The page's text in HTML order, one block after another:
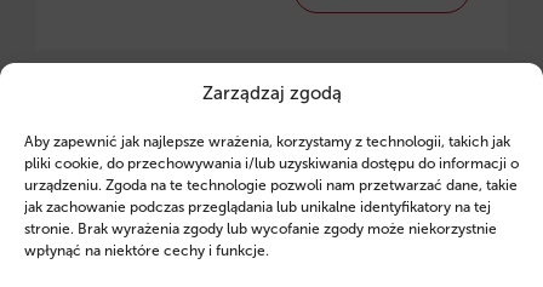
Zarządzaj zgodą
Aby zapewnić jak najlepsze wrażenia, korzystamy z technologii, takich jak
pliki cookie, do przechowywania i/lub uzyskiwania dostępu do informacji o
urządzeniu. Zgoda na te technologie pozwoli nam przetwarzać dane, takie
jak zachowanie podczas przeglądania lub unikalne identyfikatory na tej
stronie. Brak wyrażenia zgody lub wycofanie zgody może niekorzystnie
wpłynąć na niektóre cechy i funkcje.
Zgarnij 60 tysięcy dotacji na start biznesu!